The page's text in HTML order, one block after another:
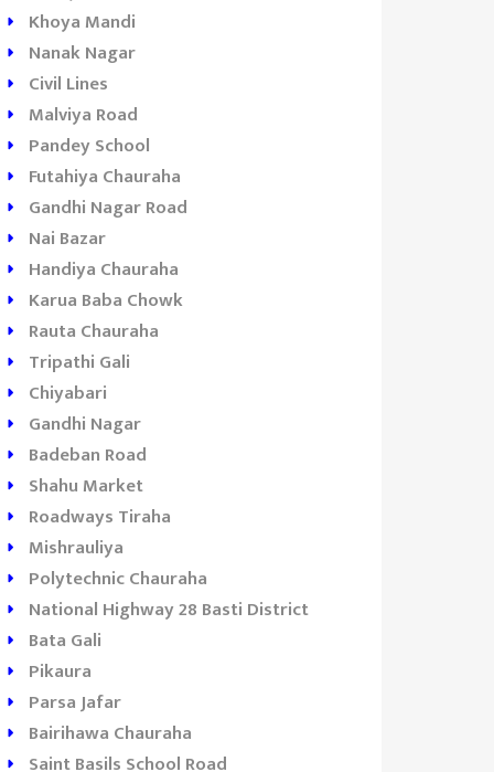
Khoya Mandi
Nanak Nagar
Civil Lines
Malviya Road
Pandey School
Futahiya Chauraha
Gandhi Nagar Road
Nai Bazar
Handiya Chauraha
Karua Baba Chowk
Rauta Chauraha
Tripathi Gali
Chiyabari
Gandhi Nagar
Badeban Road
Shahu Market
Roadways Tiraha
Mishrauliya
Polytechnic Chauraha
National Highway 28 Basti District
Bata Gali
Pikaura
Parsa Jafar
Bairihawa Chauraha
Saint Basils School Road